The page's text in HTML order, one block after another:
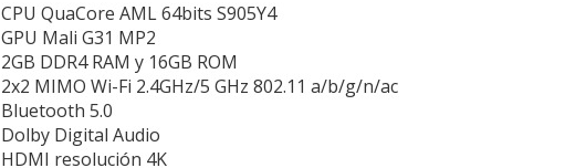
CPU QuaCore AML 64bits S905Y4
GPU Mali G31 MP2
2GB DDR4 RAM y 16GB ROM
2x2 MIMO Wi-Fi 2.4GHz/5 GHz 802.11 a/b/g/n/ac
Bluetooth 5.0
Dolby Digital Audio
HDMI resolución 4K